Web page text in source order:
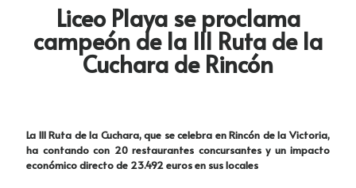
Liceo Playa se proclama
campeón de la III Ruta de la
Cuchara de Rincón
La III Ruta de la Cuchara, que se celebra en Rincón de la Victoria,
ha contando con 20 restaurantes concursantes y un impacto
económico directo de 23.492 euros en sus locales